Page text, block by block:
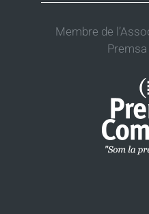
Membre de
Premsa